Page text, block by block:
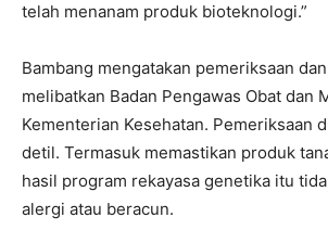
telah menanam produk bioteknologi.”
Bambang mengatakan pemeriksaan
melibatkan Badan Pengawas Obat dan
Kementerian Kesehatan. Pemeriksaan
detil. Termasuk memastikan produk
hasil program rekayasa genetika itu
alergi atau beracun.